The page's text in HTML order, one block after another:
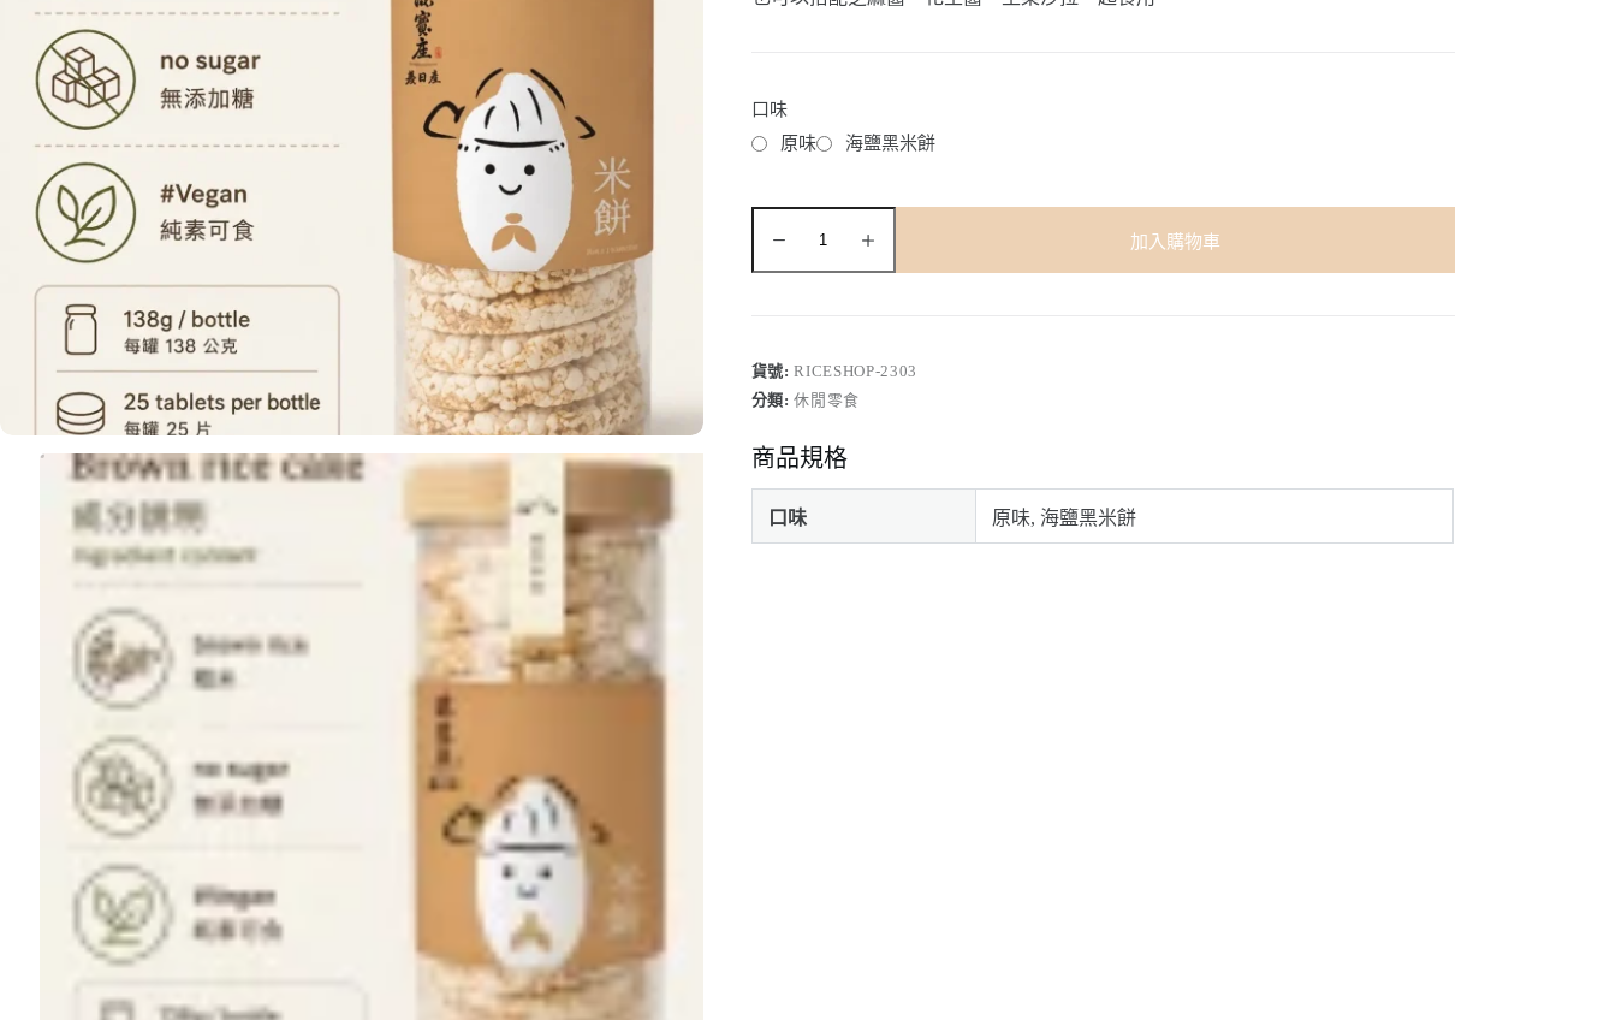
口味
原味
海鹽黑米餅
庄
裝-10
入
量
加入購物車
貨號:RICESHOP-2303
分類:休閒零食
商品規格
口味 原味, 海鹽黑米餅